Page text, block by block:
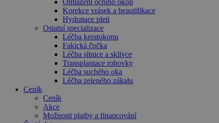
Omlazení očního okolí
Korekce vrásek a beautifikace
Hydratace pleti
Ostatní specializace
Léčba keratokonu
Fakická čočka
Léčba sítnice a sklivce
Transplantace rohovky
Léčba suchého oka
Léčba zeleného zákalu
Ceník
Ceník
Akce
Možnosti platby a financování